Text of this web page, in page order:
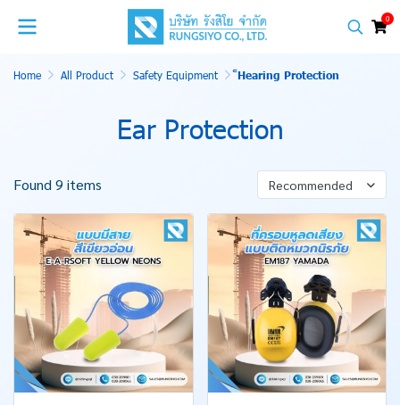
0
Home All Product Safety Equipment ็Hearing Protection
Ear Protection
Found 9 items Recommended